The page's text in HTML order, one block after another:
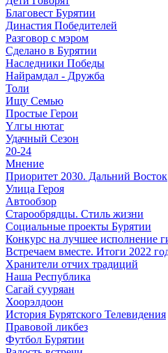
Благовест Бурятии
Династия Победителей
Разговор с мэром
Сделано в Бурятии
Наследники Победы
Найрамдал - Дружба
Толи
Ищу Cемью
Простые Герои
Үлгы нютаг
Удачный Сезон
20-24
Мнение
Приоритет 2030. Дальний Восток
Улица Героя
Автообзор
Старообрядцы. Cтиль жизни
Социальные проекты Бурятии
Конкурс на лучшее исполнение
Встречаем вместе. Итоги 2022
Хранители отчих традиций
Наша Республика
Сагай сууряан
Хоорэлдоон
История Бурятского Телевидения
Правовой ликбез
Футбол Бурятии